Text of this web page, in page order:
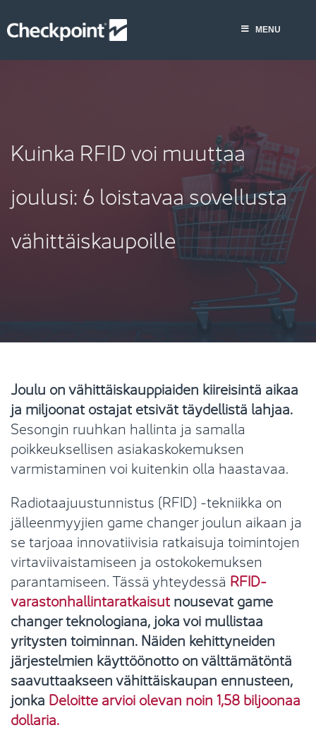
to
MENU
Kuinka RFID voi muuttaa
joulusi: 6 loistavaa sovellusta
vähittäiskaupoille
Joulu on vähittäiskauppiaiden kiireisintä aikaa
ja miljoonat ostajat etsivät täydellistä lahjaa.
Sesongin ruuhkan hallinta ja samalla
poikkeuksellisen asiakaskokemuksen
varmistaminen voi kuitenkin olla haastavaa.
Radiotaajuustunnistus (RFID) -tekniikka on
jälleenmyyjien game changer joulun aikaan ja
se tarjoaa innovatiivisia ratkaisuja toimintojen
virtaviivaistamiseen ja ostokokemuksen
parantamiseen. Tässä yhteydessä RFID-
varastonhallintaratkaisutnousevat game
changer teknologiana, joka voi mullistaa
yritysten toiminnan. Näiden kehittyneiden
järjestelmien käyttöönotto on välttämätöntä
saavuttaakseen vähittäiskaupan ennusteen,
jonka Deloitte arvioi olevan noin 1,58 biljoonaa
dollaria.